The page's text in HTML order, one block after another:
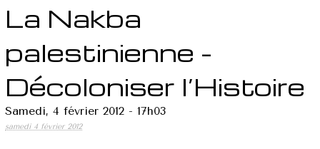
La Nakba
palestinienne -
Décoloniser l’Histoire
Samedi, 4 février 2012 - 17h03
samedi 4 février 2012